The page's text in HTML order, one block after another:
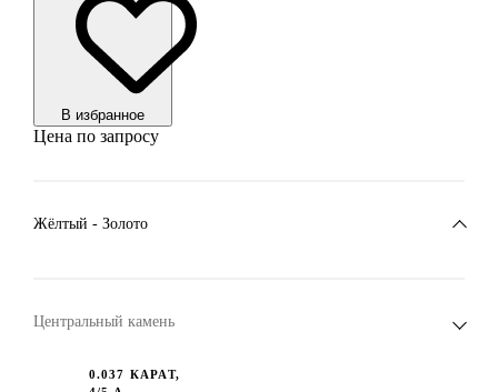
В избранноe
Цена по запросу
Жёлтый - Золото
Центральный камень
0.037 КАРАТ,